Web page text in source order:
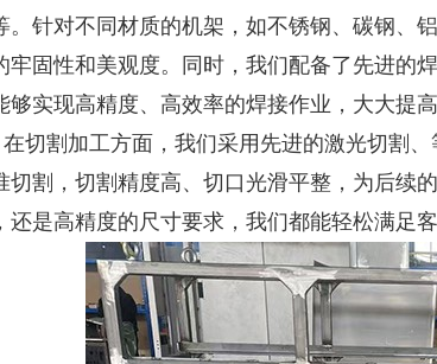
。针对不同材质的机架，如不锈钢、碳钢、
牢固性和美观度。同时，我们配备了先进的
够实现高精度、高效率的焊接作业，大大提
割加工方面，我们采用先进的激光切割、
切割，切割精度高、切口光滑平整，为后续
还是高精度的尺寸要求，我们都能轻松满足客